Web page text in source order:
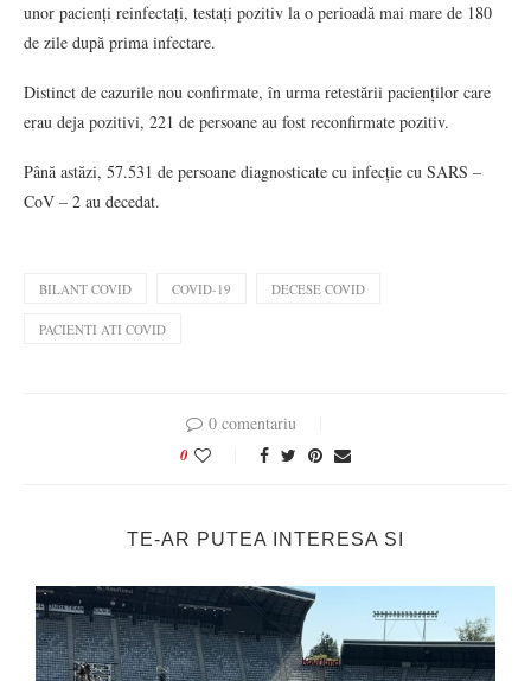
unor pacienți reinfectați, testați pozitiv la o perioadă mai mare de 180
de zile după prima infectare.
Distinct de cazurile nou confirmate, în urma retestării pacienților care
erau deja pozitivi, 221 de persoane au fost reconfirmate pozitiv.
Până astăzi, 57.531 de persoane diagnosticate cu infecție cu SARS –
CoV – 2 au decedat.
BILANT COVID COVID-19 DECESE COVID
PACIENTI ATI COVID
0 comentariu
0
TE-AR PUTEA INTERESA SI